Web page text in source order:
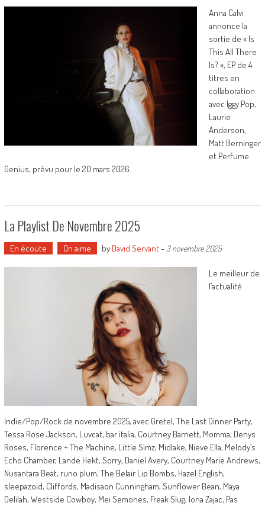
Anna Calvi
annonce la
sortie de « Is
This All There
Is? », EP de 4
titres en
collaboration
avec Iggy Pop,
Laurie
Anderson,
Matt Berninger
et Perfume
Genius, prévu pour le 20 mars 2026.
La Playlist De Novembre 2025
En écoute On aime by David Servant- 3 novembre 2025
Le meilleur de
l’actualité
Indie/Pop/Rock de novembre 2025, avec Gretel, The Last Dinner Party,
Tessa Rose Jackson, Luvcat, bar italia, Courtney Barnett, Momma, Denys
Roses, Florence + The Machine, Little Simz, Midlake, Nieve Ella, Melody’s
Echo Chamber, Lande Hekt, Sorry, Daniel Avery, Courtney Marie Andrews,
Nusantara Beat, runo plum, The Belair Lip Bombs, Hazel English,
sleepazoid, Cliffords, Madisaon Cunningham, Sunflower Bean, Maya
Delilah, Westside Cowboy, Mei Semones, Freak Slug, Iona Zajac, Pas